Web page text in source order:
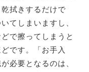
拭きするだけで
てしまいますし、
で擦ってしまうと
です。「お手入
必要となるのは、